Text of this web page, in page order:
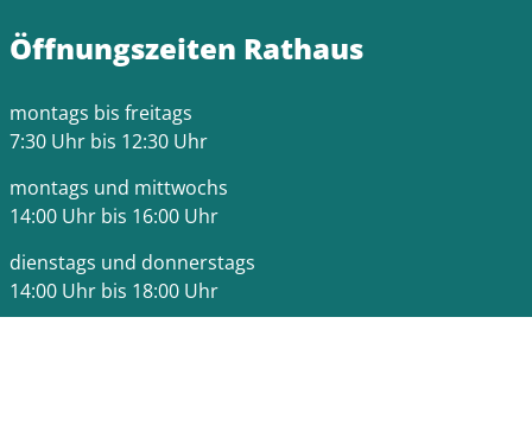
Öffnungszeiten Rathaus
montags bis freitags
7:30 Uhr bis 12:30 Uhr
montags und mittwochs
14:00 Uhr bis 16:00 Uhr
dienstags und donnerstags
14:00 Uhr bis 18:00 Uhr